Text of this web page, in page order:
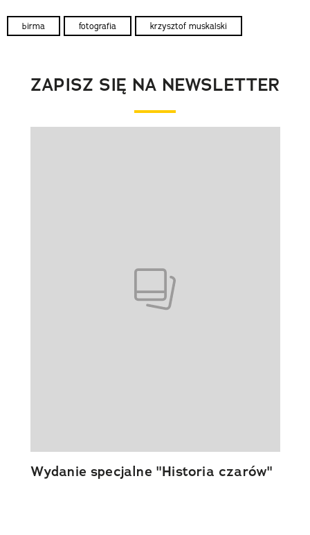
birma fotografia krzysztof muskalski
ZAPISZ SIĘ NA NEWSLETTER
Wydanie specjalne "Historia czarów"